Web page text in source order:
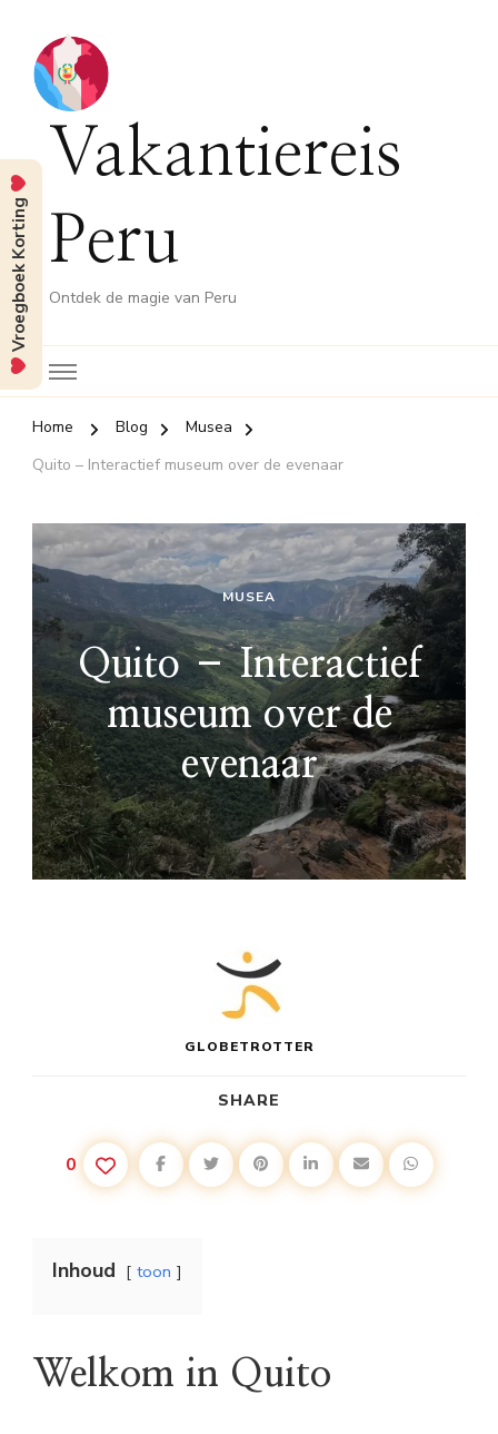
Vakantiereis
Peru
Ontdek de magie van Peru
Home Blog
Musea
Quito – Interactief museum over de evenaar
MUSEA
Quito – Interactief
museum over de
evenaar
GLOBETROTTER
SHARE
0
Inhoud toon
Welkom in Quito
Vroegboek Korting